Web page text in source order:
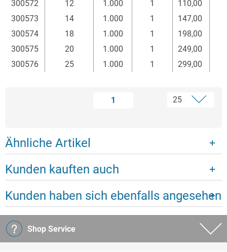
300572
12 1.000 1
110,00
300573
14 1.000 1
147,00
300574
18 1.000 1
198,00
300575
20 1.000 1
249,00
300576
25 1.000 1 299,00
1
Ähnliche Artikel
Kunden kauften auch
Kunden haben sich ebenfalls angesehen
Shop Service